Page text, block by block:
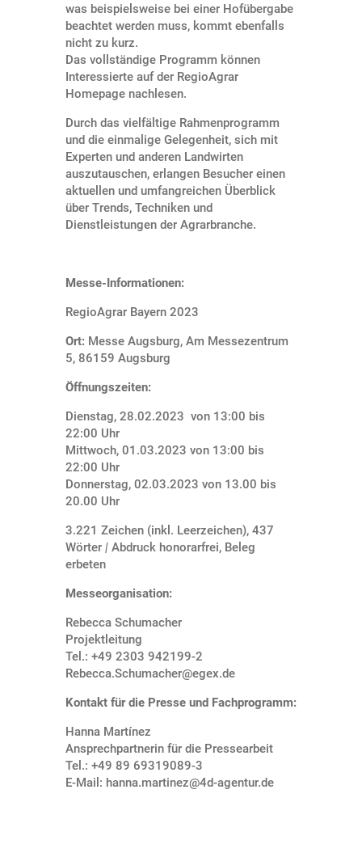
was beispielsweise bei einer Hofübergabe
beachtet werden muss, kommt ebenfalls
nicht zu kurz.
Das vollständige Programm können
Interessierte auf der RegioAgrar
Homepage nachlesen.
Durch das vielfältige Rahmenprogramm
und die einmalige Gelegenheit, sich mit
Experten und anderen Landwirten
auszutauschen, erlangen Besucher einen
aktuellen und umfangreichen Überblick
über Trends, Techniken und
Dienstleistungen der Agrarbranche.
Messe-Informationen:
RegioAgrar Bayern 2023
Ort:Messe Augsburg, Am Messezentrum
5, 86159 Augsburg
Öffnungszeiten:
Dienstag, 28.02.2023 von 13:00 bis
22:00 Uhr
Mittwoch, 01.03.2023 von 13:00 bis
22:00 Uhr
Donnerstag, 02.03.2023 von 13.00 bis
20.00 Uhr
3.221 Zeichen (inkl. Leerzeichen), 437
Wörter| Abdruck honorarfrei, Beleg
erbeten
Messeorganisation:
Rebecca Schumacher
Projektleitung
Tel.: +49 2303 942199-2
Rebecca.Schumacher@egex.de
Kontakt für die Presse und Fachprogramm:
Hanna Martínez
Ansprechpartnerin für die Pressearbeit
Tel.: +49 89 69319089-3
E-Mail: hanna.martinez@4d-agentur.de